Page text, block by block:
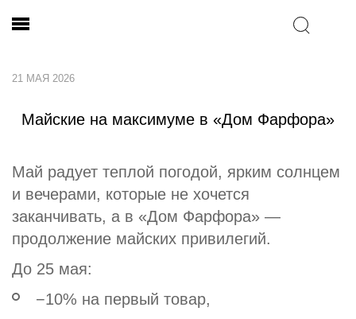
21 МАЯ 2026
Майские на максимуме в «Дом Фарфора»
Май радует теплой погодой, ярким солнцем
и вечерами, которые не хочется
заканчивать, а в «Дом Фарфора» —
продолжение майских привилегий.
До 25 мая:
−10% на первый товар,